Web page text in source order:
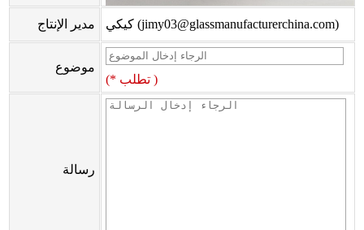
مدير الإنتاج كيكي (jimy03@glassmanufacturerchina.com)
موضوع
(* تطلب )
رسالة